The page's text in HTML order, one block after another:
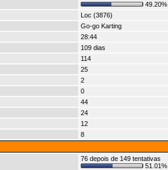
49.20%
Loc (3876)
Go-go Karting
28:44
109 dias
114
25
2
0
44
24
12
8
76 depois de 149 tentativas
51.01%